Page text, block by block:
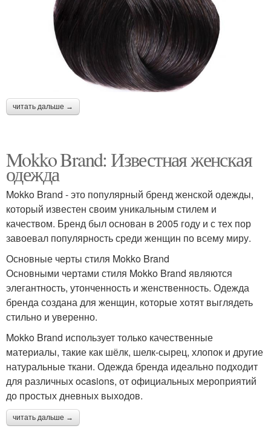
читать дальше →
Mokko Brand: Известная женская
одежда
Mokko Brand - это популярный бренд женской одежды,
который известен своим уникальным стилем и
качеством. Бренд был основан в 2005 году и с тех пор
завоевал популярность среди женщин по всему миру.
Основные черты стиля Mokko Brand
Основными чертами стиля Mokko Brand являются
элегантность, утонченность и женственность. Одежда
бренда создана для женщин, которые хотят выглядеть
стильно и уверенно.
Mokko Brand использует только качественные
материалы, такие как шёлк, шелк-сырец, хлопок и другие
натуральные ткани. Одежда бренда идеально подходит
для различных ocasions, от официальных мероприятий
до простых дневных выходов.
читать дальше →